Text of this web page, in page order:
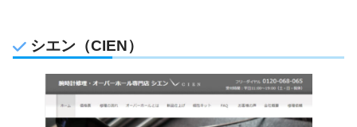
シエン（CIEN）